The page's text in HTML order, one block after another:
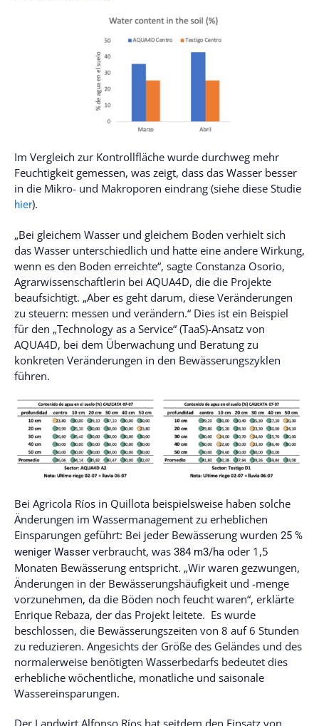
Im Vergleich zur Kontrollfläche wurde durchweg mehr
Feuchtigkeit gemessen, was zeigt, dass das Wasser besser
in die Mikro- und Makroporen eindrang (siehe diese Studie
hier).
„Bei gleichem Wasser und gleichem Boden verhielt sich
das Wasser unterschiedlich und hatte eine andere Wirkung,
wenn es den Boden erreichte“, sagte Constanza Osorio,
Agrarwissenschaftlerin bei AQUA4D, die die Projekte
beaufsichtigt. „Aber es geht darum, diese Veränderungen
zu steuern: messen und verändern.“ Dies ist ein Beispiel
für den „Technology as a Service“ (TaaS)-Ansatz von
AQUA4D, bei dem Überwachung und Beratung zu
konkreten Veränderungen in den Bewässerungszyklen
führen.
Bei Agricola Ríos in Quillota beispielsweise haben solche
Änderungen im Wassermanagement zu erheblichen
Einsparungen geführt: Bei jeder Bewässerung wurden 25 %
weniger Wasser verbraucht, was 384 m3/ha oder 1,5
Monaten Bewässerung entspricht. „Wir waren gezwungen,
Änderungen in der Bewässerungshäufigkeit und -menge
vorzunehmen, da die Böden noch feucht waren“, erklärte
Enrique Rebaza, der das Projekt leitete. Es wurde
beschlossen, die Bewässerungszeiten von 8 auf 6 Stunden
zu reduzieren. Angesichts der Größe des Geländes und des
normalerweise benötigten Wasserbedarfs bedeutet dies
erhebliche wöchentliche, monatliche und saisonale
Wassereinsparungen.